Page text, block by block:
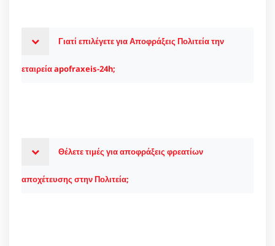
Γιατί επιλέγετε για Αποφράξεις Πολιτεία την
εταιρεία apofraxeis-24h;
Θέλετε τιμές για αποφράξεις φρεατίων
αποχέτευσης στην Πολιτεία;